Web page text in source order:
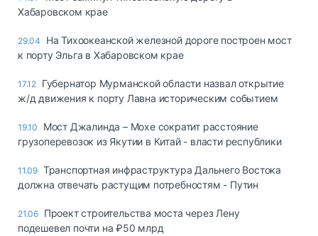
страхование
Склады и
грузовые
Коммерческий
транспорт
Спецтехника
запчасти, шины
Хабаровском крае
29.04
На Тихоокеанской железной дороге построен мост
к порту Эльга в Хабаровском крае
17.12 Губернатор Мурманской области назвал открытие
ж/д движения к порту Лавна историческим событием
19.10
Мост Джалинда – Мохе сократит расстояние
грузоперевозок из Якутии в Китай - власти республики
11.09 Транспортная инфраструктура Дальнего Востока
должна отвечать растущим потребностям - Путин
21.06 Проект строительства моста через Лену
подешевел почти на ₽50 млрд